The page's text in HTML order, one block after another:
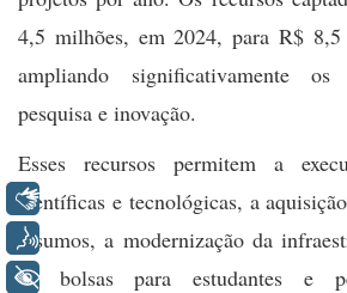
4,5 milhões, em 2024, para R$
ampliando significativamente os
pesquisa e inovação.
Esses recursos permitem a
científicas e tecnológicas, a
insumos, a modernização da
de bolsas para estudantes e
Libras
Voz
+ Acessibilidade